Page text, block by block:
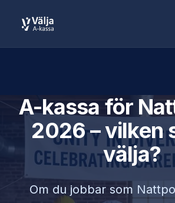
A-kassa för
2026 – vilken
välja?
Om du jobbar som